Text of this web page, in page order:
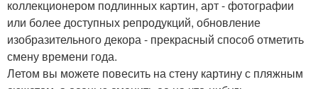
коллекционером подлинных картин, арт - фотографии
или более доступных репродукций, обновление
изобразительного декора - прекрасный способ отметить
смену времени года.
Летом вы можете повесить на стену картину с пляжным